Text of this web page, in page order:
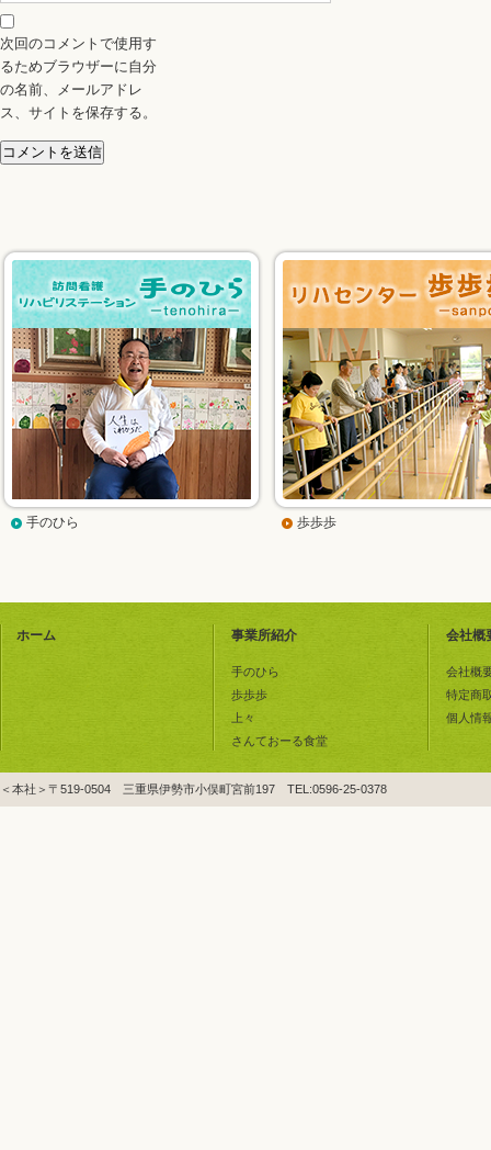
次回のコメントで使用す
るためブラウザーに自分
の名前、メールアドレ
ス、サイトを保存する。
手のひら 歩歩歩
ホーム 事業所紹介
手のひら
歩歩歩
上々
さんておーる食堂
会社概
会社概
特定商
個人情
＜本社＞〒519-0504 三重県伊勢市小俣町宮前197 TEL:0596-25-0378